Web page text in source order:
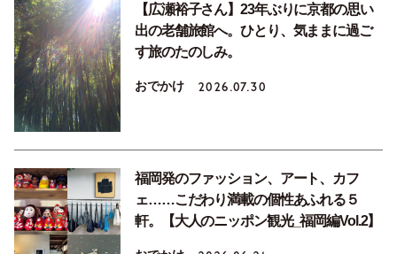
【広瀬裕子さん】23年ぶりに京都の思い
出の老舗旅館へ。ひとり、気ままに過ご
す旅のたのしみ。
おでかけ 2026.07.30
福岡発のファッション、アート、カフ
ェ……こだわり満載の個性あふれる５
軒。【大人のニッポン観光_福岡編Vol.2】